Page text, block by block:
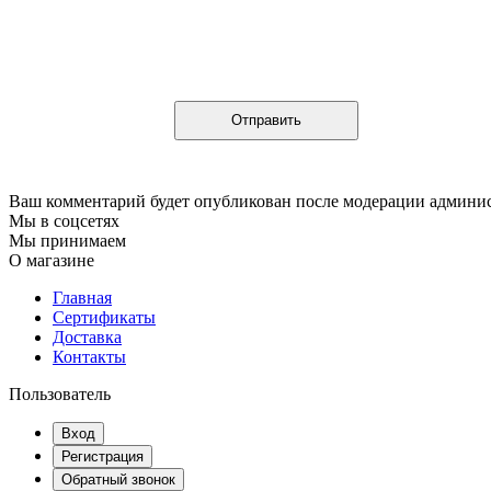
Ваш комментарий будет опубликован после модерации
Мы в соцсетях
Мы принимаем
О магазине
Главная
Сертификаты
Доставка
Контакты
Пользователь
Вход
Регистрация
Обратный звонок